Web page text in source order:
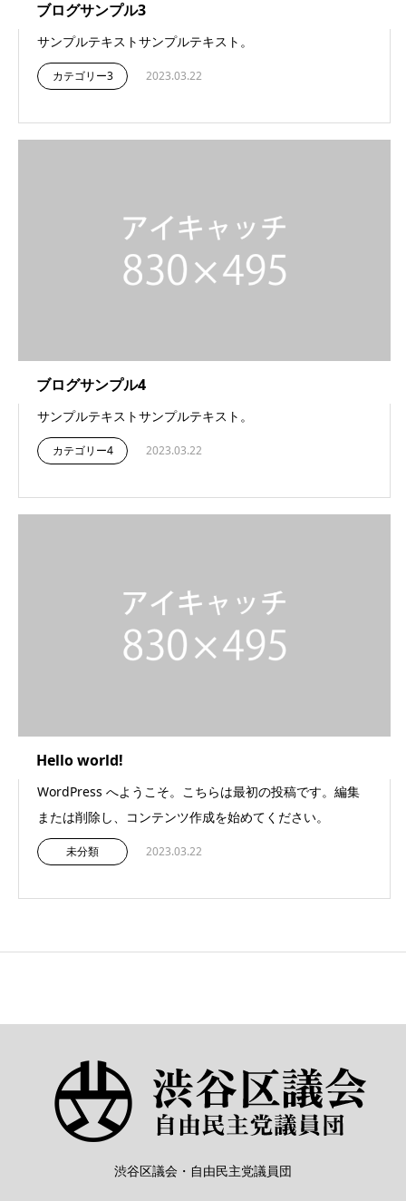
ブログサンプル3
サンプルテキストサンプルテキスト。
カテゴリー3 2023.03.22
ブログサンプル4
サンプルテキストサンプルテキスト。
カテゴリー4 2023.03.22
Hello world!
WordPress へようこそ。こちらは最初の投稿です。編集
または削除し、コンテンツ作成を始めてください。
未分類 2023.03.22
渋谷区議会・自由民主党議員団